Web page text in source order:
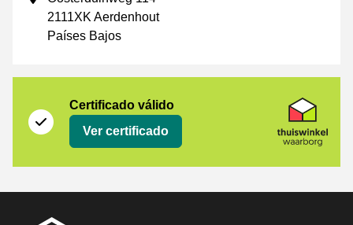
2111XK Aerdenhout
Países Bajos
Certificado válido
Ver certificado